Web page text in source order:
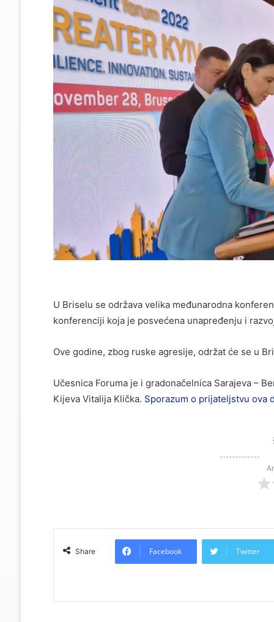
U Briselu se održava velika međunarodna
konferenciji koja je posvećena unapređenju i
Ove godine, zbog ruske agresije, održat će se u
Učesnica Foruma je i gradonačelnica Sarajeva –
Kijeva Vitalija Klička. Sporazum o prijateljstvu ova
Share Facebook Twitter